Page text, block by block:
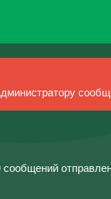
сообщений